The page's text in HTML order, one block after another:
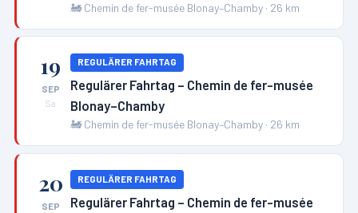
🚂 Chemin de fer-musée Blonay–Chamby · 26 km
19
SEP
Sa
REGULÄRER FAHRTAG
Regulärer Fahrtag – Chemin de fer-musée
Blonay–Chamby
🚂 Chemin de fer-musée Blonay–Chamby · 26 km
20
SEP
REGULÄRER FAHRTAG
Regulärer Fahrtag – Chemin de fer-musée